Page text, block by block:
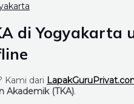
di Yogyakarta
Kami dari
Akademik (TKA).